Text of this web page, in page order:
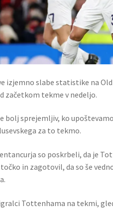
izjemno slabe statistike na
začetkom tekme v nedeljo.
bolj sprejemljiv, ko
za to tekmo.
so poskrbeli, da je
in zagotovil, da so še
Tottenhama na tekmi,